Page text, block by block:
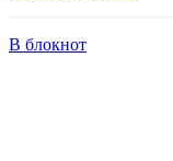
В блокнот